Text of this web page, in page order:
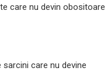
care nu devin obositoare
care nu devine